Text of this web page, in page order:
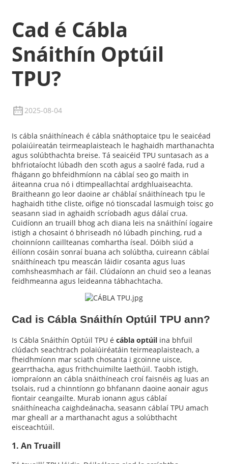
Cad é Cábla
Snáithín Optúil
TPU?
2025-08-04
Is cábla snáithíneach é cábla snáthoptaice tpu le seaicéad
polaiúireatán teirmeaplaisteach le haghaidh marthanachta
agus solúbthachta breise. Tá seaicéid TPU suntasach as a
bhfriotaíocht lúbadh den scoth agus a saolré fada, rud a
fhágann go bhfeidhmíonn na cáblaí seo go maith in
áiteanna crua nó i dtimpeallachtaí ardghluaiseachta.
Braitheann go leor daoine ar cháblaí snáithíneach tpu le
haghaidh tithe cliste, oifige nó tionscadal lasmuigh toisc go
seasann siad in aghaidh scríobadh agus dálaí crua.
Cuidíonn an truaill bhog ach diana leis na snáithíní íogaire
istigh a chosaint ó bhriseadh nó lúbadh pinching, rud a
choinníonn caillteanas comhartha íseal. Dóibh siúd a
éilíonn cosáin sonraí buana ach solúbtha, cuireann cáblaí
snáithíneach tpu meascán láidir cosanta agus luas
comhsheasmhach ar fáil. Clúdaíonn an chuid seo a leanas
feidhmeanna agus leideanna tábhachtacha.
Cad is Cábla Snáithín Optúil TPU ann?
Is Cábla Snáithín Optúil TPU é cábla optúilina bhfuil
clúdach seachtrach polaiúiréatáin teirmeaplaisteach, a
fheidhmíonn mar sciath chosanta i gcoinne uisce,
gearrthacha, agus frithchuimilte laethúil. Taobh istigh,
iompraíonn an cábla snáithíneach croí faisnéis ag luas an
tsolais, rud a chinntíonn go bhfanann daoine aonair agus
fiontair ceangailte. Murab ionann agus cáblaí
snáithíneacha caighdeánacha, seasann cáblaí TPU amach
mar gheall ar a marthanacht agus a solúbthacht
eisceachtúil.
1. An Truaill